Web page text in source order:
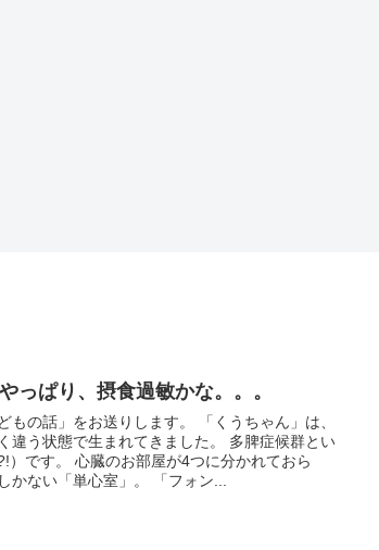
っぱり、摂食過敏かな。。。
もの話」をお送りします。 「くうちゃん」は、
違う状態で生まれてきました。 多脾症候群とい
）です。 心臓のお部屋が4つに分かれておら
かない「単心室」。 「フォン...